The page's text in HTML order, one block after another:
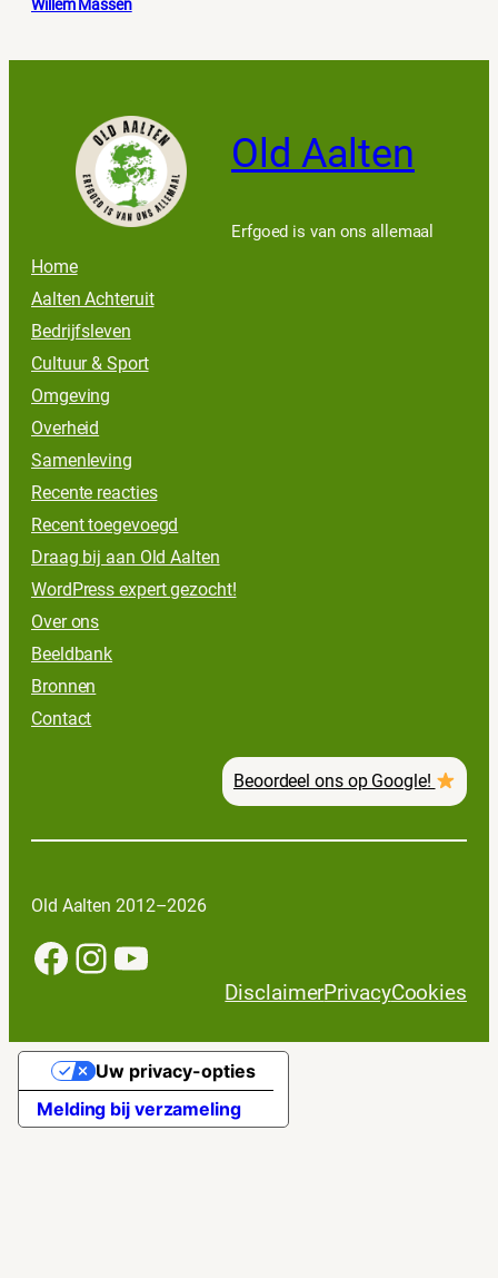
Willem Massen
Old Aalten
Erfgoed is van ons allemaal
Home
Aalten Achteruit
Bedrijfsleven
Cultuur & Sport
Omgeving
Overheid
Samenleving
Recente reacties
Recent toegevoegd
Draag bij aan Old Aalten
WordPress expert gezocht!
Over ons
Beeldbank
Bronnen
Contact
Beoordeel ons op Google!
Old Aalten 2012–2026
Facebook InstagramYouTube
DisclaimerPrivacyCookies
Melding bij verzameling
Uw privacy-opties